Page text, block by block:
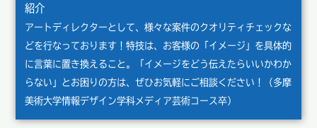
紹介
アートディレクターとして、様々な案件のクオリティチェックな
どを行なっております！特技は、お客様の「イメージ」を具体的
に言葉に置き換えること。「イメージをどう伝えたらいいかわか
らない」とお困りの方は、ぜひお気軽にご相談ください！（多摩
美術大学情報デザイン学科メディア芸術コース卒）